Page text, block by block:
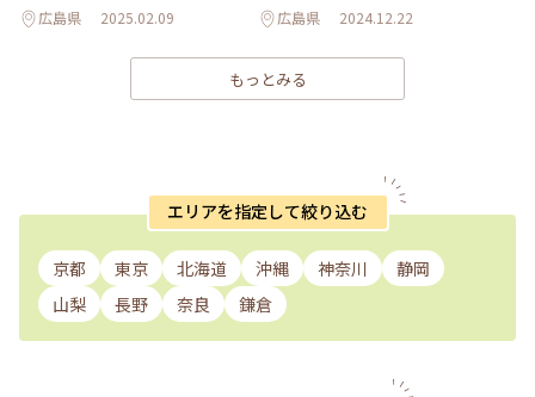
広島県 2025.02.09 広島県 2024.12.22
もっとみる
エリアを指定して絞り込む
京都 東京 北海道 沖縄 神奈川
静岡
山梨
長野 奈良 鎌倉